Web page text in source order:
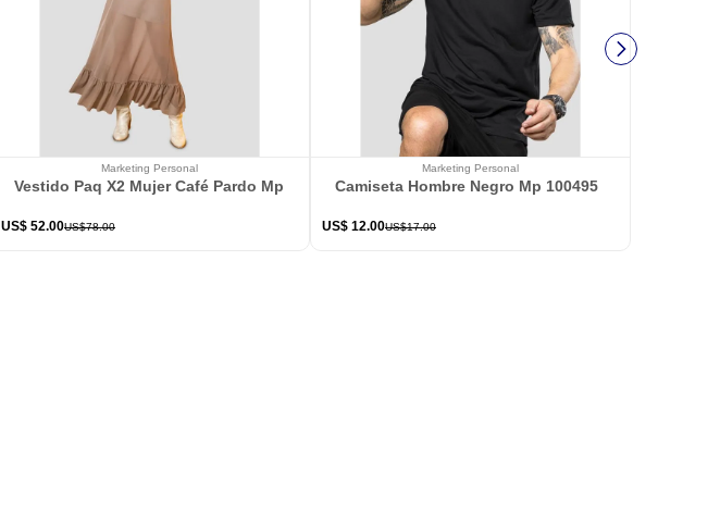
Marketing Personal
Vestido Paq X2 Mujer Café Pardo Mp 114363
US$78.00
US$ 52.00
Marketing Personal
Camiseta Hombre Negro Mp 100495
US$17.00
US$ 12.00